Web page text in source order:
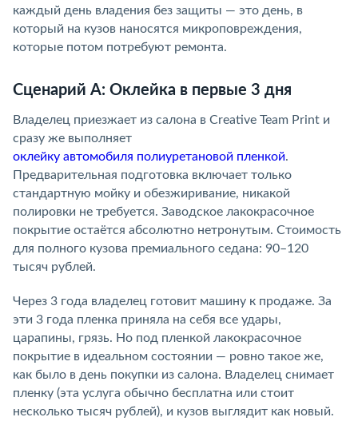
каждый день владения без защиты — это день, в
который на кузов наносятся микроповреждения,
которые потом потребуют ремонта.
Сценарий А: Оклейка в первые 3 дня
Владелец приезжает из салона в Creative Team Print и
сразу же выполняет
оклейку автомобиля полиуретановой пленкой.
Предварительная подготовка включает только
стандартную мойку и обезжиривание, никакой
полировки не требуется. Заводское лакокрасочное
покрытие остаётся абсолютно нетронутым. Стоимость
для полного кузова премиального седана: 90–120
тысяч рублей.
Через 3 года владелец готовит машину к продаже. За
эти 3 года пленка приняла на себя все удары,
царапины, грязь. Но под пленкой лакокрасочное
покрытие в идеальном состоянии — ровно такое же,
как было в день покупки из салона. Владелец снимает
пленку (эта услуга обычно бесплатна или стоит
несколько тысяч рублей), и кузов выглядит как новый.